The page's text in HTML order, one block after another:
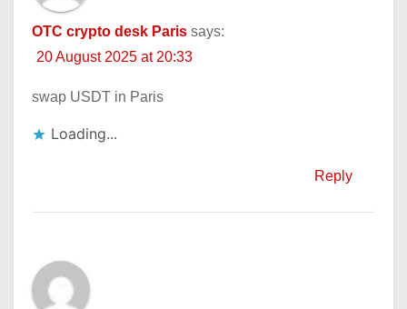
OTC crypto desk Paris says:
20 August 2025 at 20:33
swap USDT in Paris
Loading...
Reply